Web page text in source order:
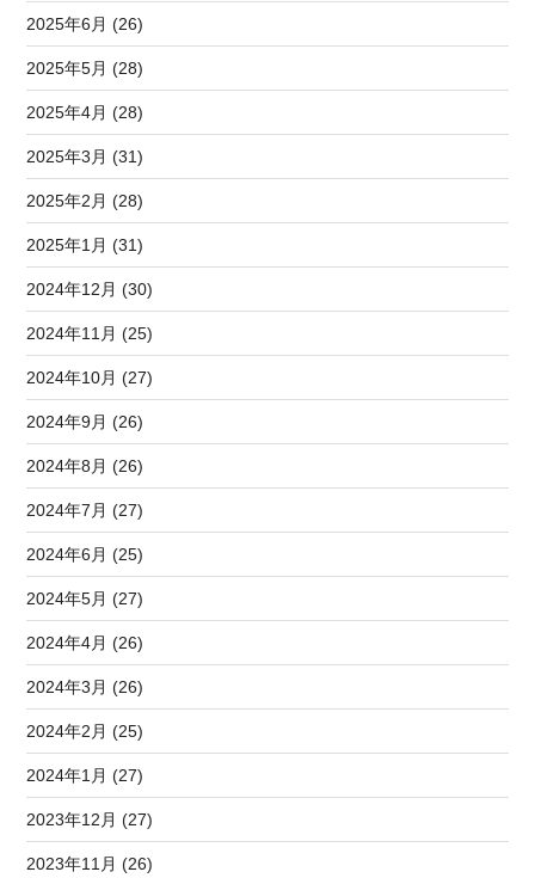
2025年6月 (26)
2025年5月 (28)
2025年4月 (28)
2025年3月 (31)
2025年2月 (28)
2025年1月 (31)
2024年12月 (30)
2024年11月 (25)
2024年10月 (27)
2024年9月 (26)
2024年8月 (26)
2024年7月 (27)
2024年6月 (25)
2024年5月 (27)
2024年4月 (26)
2024年3月 (26)
2024年2月 (25)
2024年1月 (27)
2023年12月 (27)
2023年11月 (26)